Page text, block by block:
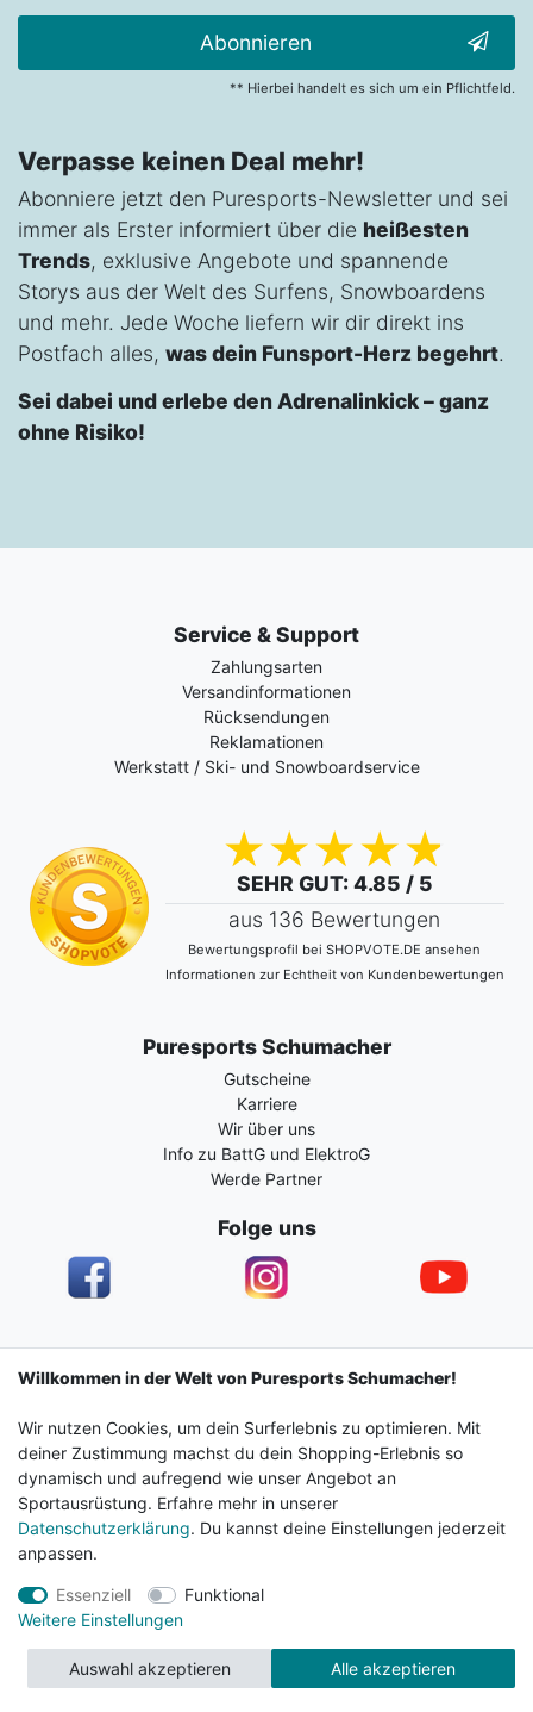
Abonnieren
** Hierbei handelt es sich um ein Pflichtfeld.
Verpasse keinen Deal mehr!
Abonniere jetzt den Puresports-Newsletter und sei
immer als Erster informiert über die heißesten
Trends, exklusive Angebote und spannende
Storys aus der Welt des Surfens, Snowboardens
und mehr. Jede Woche liefern wir dir direkt ins
Postfach alles, was dein Funsport-Herz begehrt.
Sei dabei und erlebe den Adrenalinkick – ganz
ohne Risiko!
Service & Support
Zahlungsarten
Versandinformationen
Rücksendungen
Reklamationen
Werkstatt / Ski- und Snowboardservice
SEHR GUT: 4.85 / 5
aus 136 Bewertungen
Bewertungsprofil bei SHOPVOTE.DE ansehen
Informationen zur Echtheit von Kundenbewertungen
Puresports Schumacher
Gutscheine
Karriere
Wir über uns
Info zu BattG und ElektroG
Werde Partner
Folge uns
Impressum Daten­schutz­erklärung AGB
Barrierefreiheitserklärung Widerrufs­recht
Vertrag widerrufen Kontakt
© 2024 Surf & Sportshop Schumacher. Alle Rechte
Willkommen in der Welt von Puresports Schumacher!
Wir nutzen Cookies, um dein Surferlebnis zu optimieren. Mit
deiner Zustimmung machst du dein Shopping-Erlebnis so
dynamisch und aufregend wie unser Angebot an
Sportausrüstung. Erfahre mehr in unserer
Datenschutzerklärung. Du kannst deine Einstellungen jederzeit
anpassen.
Essenziell
Funktional
Weitere Einstellungen
Alle akzeptieren
Auswahl akzeptieren